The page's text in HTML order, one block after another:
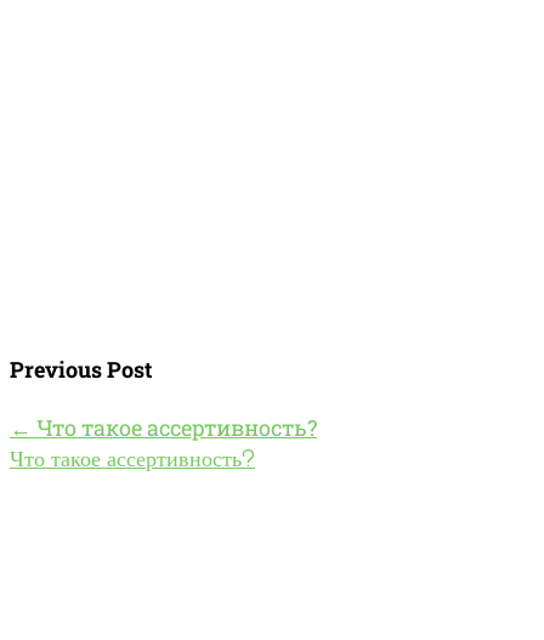
Previous Post
← Что такое ассертивность?
Что такое ассертивность?